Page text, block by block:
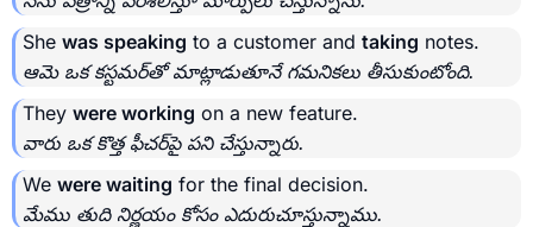
She was speaking to a customer and taking notes.
ఆమె ఒక కస్టమర్‌తో మాట్లాడుతూనే గమనికలు తీసుకుంటోంది.
They were working on a new feature.
వారు ఒక కొత్త ఫీచర్‌పై పని చేస్తున్నారు.
We were waiting for the final decision.
మేము తుది నిర్ణయం కోసం ఎదురుచూస్తున్నాము.